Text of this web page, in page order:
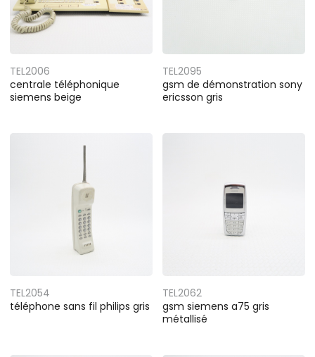
TEL2006
centrale téléphonique
siemens beige
TEL2095
gsm de démonstration sony
ericsson gris
TEL2054
téléphone sans fil philips gris
TEL2062
gsm siemens a75 gris
métallisé